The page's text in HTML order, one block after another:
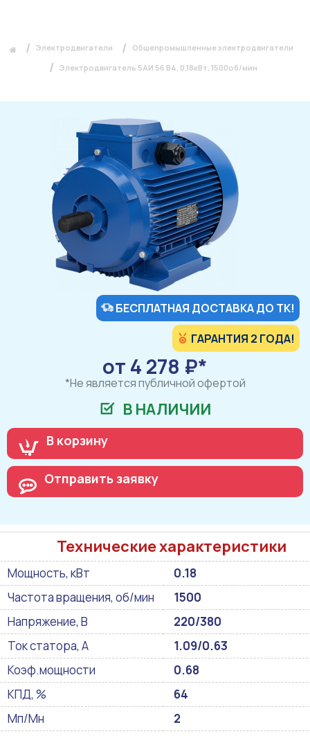
Электродвигатели
Общепромышленные электродвигатели
Электродвигатель 5АИ 56 В4, 0.18кВт, 1500об/мин
БЕСПЛАТНАЯ ДОСТАВКА ДО ТК!
ГАРАНТИЯ 2 ГОДА!
от 4 278 ₽*
*Не является публичной офертой
В НАЛИЧИИ
В корзину
Отправить заявку
Технические характеристики
Мощность, кВт
0.18
Частота вращения, об/мин
1500
Напряжение, В
220/380
Ток статора, А
1.09/0.63
Коэф.мощности
0.68
КПД, %
64
Мп/Мн
2